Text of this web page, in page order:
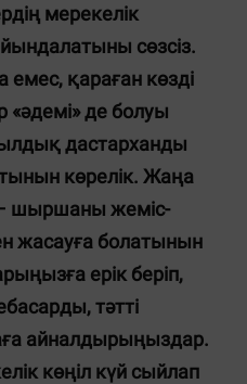
мерекелік
сөзсіз.
емес, қараған көзді
«әдемі» де болуы
дастарханды
көрелік. Жаңа
– шыршаны жеміс-
жасауға болатынын
ерік беріп,
тәтті
айналдырыңыздар.
көңіл күй сыйлап